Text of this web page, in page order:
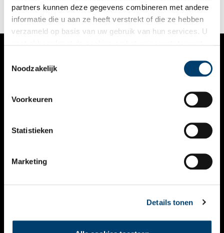
partners kunnen deze gegevens combineren met andere
informatie die u aan ze heeft verstrekt of die ze hebben
verzameld op basis van uw gebruik van hun services. U
Noodzakelijk
Voorkeuren
Statistieken
Marketing
Details tonen
VERHALEN
KALENDER
THEMA’S
VIDEO’S
CONTACT